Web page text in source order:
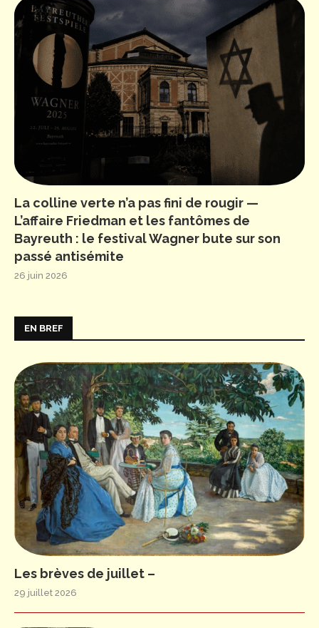
La colline verte n’a pas fini de rougir —
L’affaire Friedman et les fantômes de
Bayreuth : le festival Wagner bute sur son
passé antisémite
26 juin 2026
EN BREF
Les brèves de juillet –
29 juillet 2026